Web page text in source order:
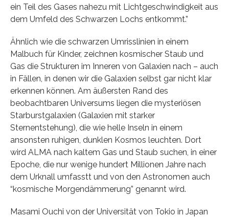
ein Teil des Gases nahezu mit Lichtgeschwindigkeit aus
dem Umfeld des Schwarzen Lochs entkommt.”
Ähnlich wie die schwarzen Umrisslinien in einem
Malbuch für Kinder, zeichnen kosmischer Staub und
Gas die Strukturen im Inneren von Galaxien nach – auch
in Fällen, in denen wir die Galaxien selbst gar nicht klar
erkennen können. Am äußersten Rand des
beobachtbaren Universums liegen die mysteriösen
Starburstgalaxien (Galaxien mit starker
Sternentstehung), die wie helle Inseln in einem
ansonsten ruhigen, dunklen Kosmos leuchten. Dort
wird ALMA nach kaltem Gas und Staub suchen, in einer
Epoche, die nur wenige hundert Millionen Jahre nach
dem Urknall umfasstt und von den Astronomen auch
“kosmische Morgendämmerung” genannt wird.
Masami Ouchi von der Universität von Tokio in Japan